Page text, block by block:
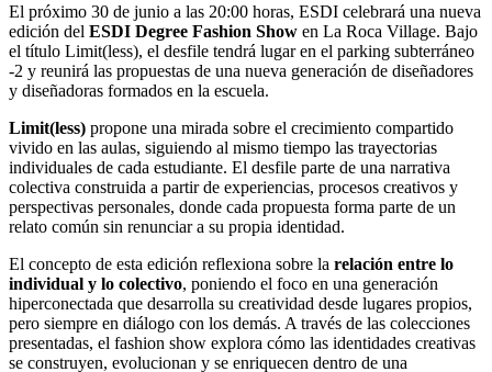
El próximo 30 de junio a las 20:00 horas, ESDI celebrará una nueva
edición del ESDI Degree Fashion Show en La Roca Village. Bajo
el título Limit(less), el desfile tendrá lugar en el parking subterráneo
-2 y reunirá las propuestas de una nueva generación de diseñadores
y diseñadoras formados en la escuela.
Limit(less) propone una mirada sobre el crecimiento compartido
vivido en las aulas, siguiendo al mismo tiempo las trayectorias
individuales de cada estudiante. El desfile parte de una narrativa
colectiva construida a partir de experiencias, procesos creativos y
perspectivas personales, donde cada propuesta forma parte de un
relato común sin renunciar a su propia identidad.
El concepto de esta edición reflexiona sobre la relación entre lo
individual y lo colectivo, poniendo el foco en una generación
hiperconectada que desarrolla su creatividad desde lugares propios,
pero siempre en diálogo con los demás. A través de las colecciones
presentadas, el fashion show explora cómo las identidades creativas
se construyen, evolucionan y se enriquecen dentro de una